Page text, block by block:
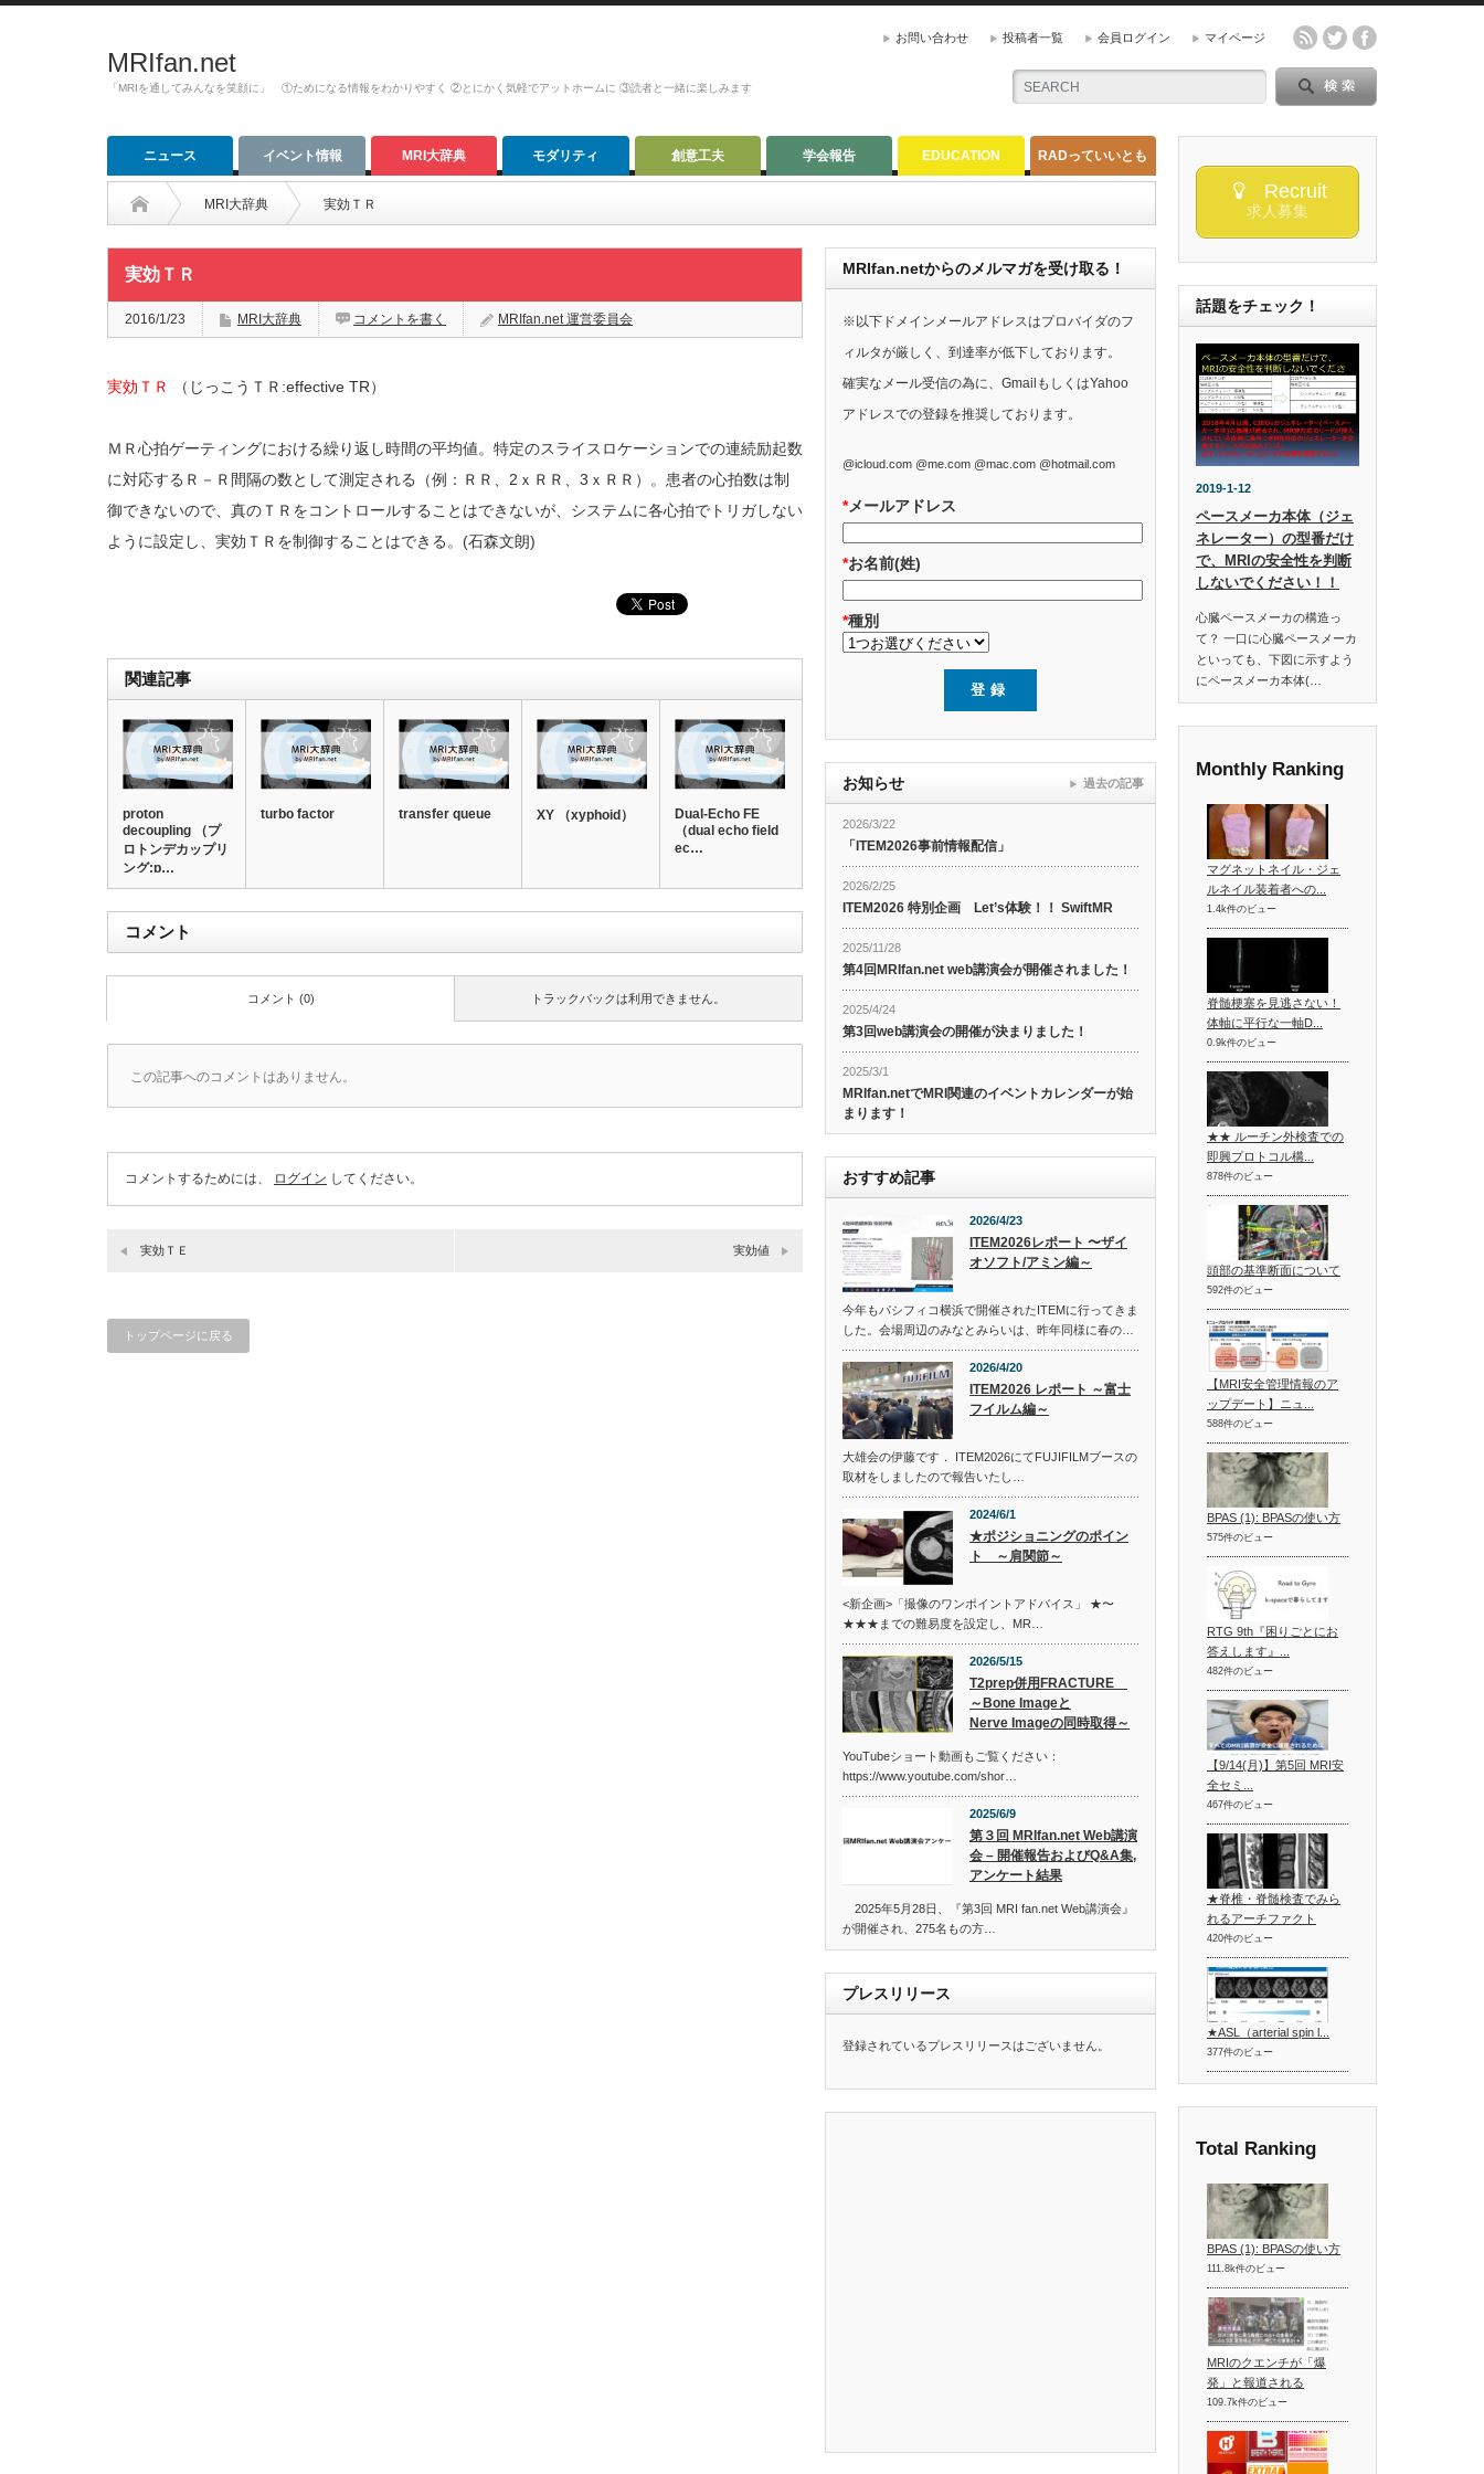
MRIfan.net
「MRIを通してみんなを笑顔に」 ①ためになる情報をわかりやすく ②とにかく気軽でアットホームに ③読者と一緒に楽しみます
お問い合わせ 投稿者一覧 会員ログイン マイページ
ニュース イベント情報 MRI大辞典 モダリティ 創意工夫 学会報告 EDUCATION RADっていいとも
MRI大辞典 実効ＴＲ
実効ＴＲ
2016/1/23 MRI大辞典 コメントを書く MRIfan.net 運営委員会
実効ＴＲ （じっこうＴＲ:effective TR）
ＭＲ心拍ゲーティングにおける繰り返し時間の平均値。特定のスライスロケーションでの連続励起数
に対応するＲ－Ｒ間隔の数として測定される（例：ＲＲ、2ｘＲＲ、3ｘＲＲ）。患者の心拍数は制
御できないので、真のＴＲをコントロールすることはできないが、システムに各心拍でトリガしない
ように設定し、実効ＴＲを制御することはできる。(石森文朗)
関連記事
proton
decoupling （プ
ロトンデカップリ
ング:p…
turbo factor transfer queue XY （xyphoid）
Dual-Echo FE
（dual echo field
ec…
コメント
トラックバックは利用できません。
コメント (0)
この記事へのコメントはありません。
コメントするためには、 ログイン してください。
実効ＴＥ 実効値
トップページに戻る
MRIfan.netからのメルマガを受け取る！
※以下ドメインメールアドレスはプロバイダのフ
ィルタが厳しく、到達率が低下しております。
確実なメール受信の為に、GmailもしくはYahoo
アドレスでの登録を推奨しております。
@icloud.com @me.com @mac.com @hotmail.com
*メールアドレス
*お名前(姓)
*種別
お知らせ
2026/3/22
「ITEM2026事前情報配信」
2026/2/25
ITEM2026 特別企画 Let’s体験！！ SwiftMR
2025/11/28
第4回MRIfan.net web講演会が開催されました！
2025/4/24
第3回web講演会の開催が決まりました！
2025/3/1
MRIfan.netでMRI関連のイベントカレンダーが始
まります！
過去の記事
おすすめ記事
2026/4/23
ITEM2026レポート 〜ザイ
オソフト/アミン編～
今年もパシフィコ横浜で開催されたITEMに行ってきま
した。会場周辺のみなとみらいは、昨年同様に春の…
2026/4/20
ITEM2026 レポート ～富士
フイルム編～
大雄会の伊藤です． ITEM2026にてFUJIFILMブースの
取材をしましたので報告いたし…
2024/6/1
★ポジショニングのポイン
ト ～肩関節～
<新企画>「撮像のワンポイントアドバイス」 ★〜
★★★までの難易度を設定し、MR…
2026/5/15
T2prep併用FRACTURE
～Bone Imageと
Nerve Imageの同時取得～
YouTubeショート動画もご覧ください：
https://www.youtube.com/shor…
2025/6/9
第３回 MRIfan.net Web講演
会 – 開催報告およびQ&A集,
アンケート結果
2025年5月28日、『第3回 MRI fan.net Web講演会』
が開催され、275名もの方…
プレスリリース
登録されているプレスリリースはございません。
Recruit
求人募集
話題をチェック！
2019-1-12
ペースメーカ本体（ジェ
ネレーター）の型番だけ
で、MRIの安全性を判断
しないでください！！
心臓ペースメーカの構造っ
て？ 一口に心臓ペースメーカ
といっても、下図に示すよう
にペースメーカ本体(…
Monthly Ranking
マグネットネイル・ジェ
ルネイル装着者への...
1.4k件のビュー
脊髄梗塞を見逃さない！
体軸に平行な一軸D...
0.9k件のビュー
★★ ルーチン外検査での
即興プロトコル構...
878件のビュー
頭部の基準断面について
592件のビュー
【MRI安全管理情報のア
ップデート】ニュ...
588件のビュー
BPAS (1): BPASの使い方
575件のビュー
RTG 9th『困りごとにお
答えします』...
482件のビュー
【9/14(月)】第5回 MRI安
全セミ...
467件のビュー
★脊椎・脊髄検査でみら
れるアーチファクト
420件のビュー
★ASL（arterial spin l...
377件のビュー
Total Ranking
BPAS (1): BPASの使い方
111.8k件のビュー
MRIのクエンチが「爆
発」と報道される
109.7k件のビュー